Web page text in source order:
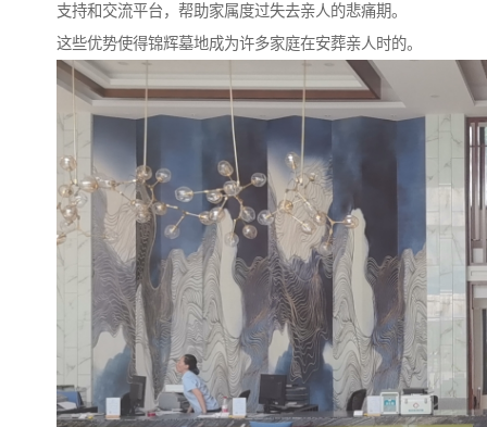
支持和交流平台，帮助家属度过失去亲人的悲痛期。
这些优势使得锦辉墓地成为许多家庭在安葬亲人时的。